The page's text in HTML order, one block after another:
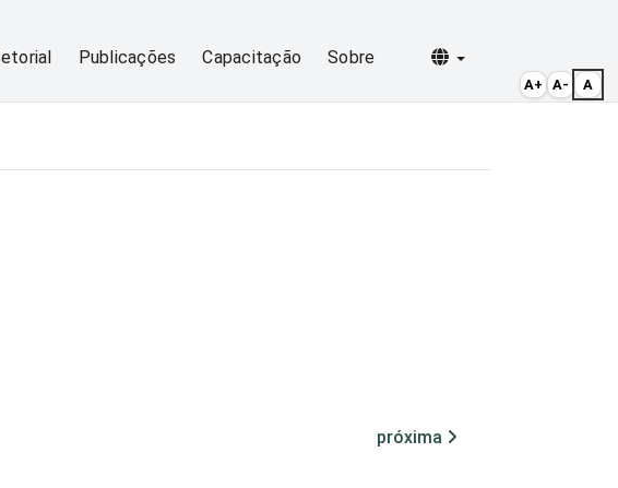
Publicações Capacitação Sobre Selecionar idioma
próxima
A+ A- A